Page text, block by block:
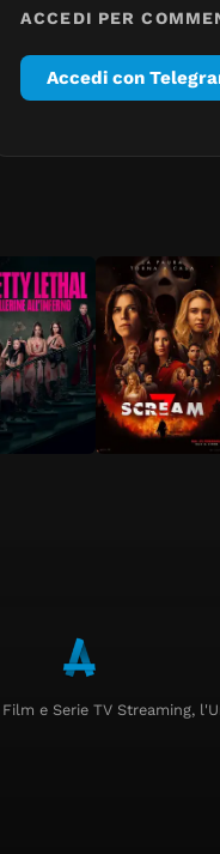
ACCEDI PER
Accedi con
e Serie TV Streaming,